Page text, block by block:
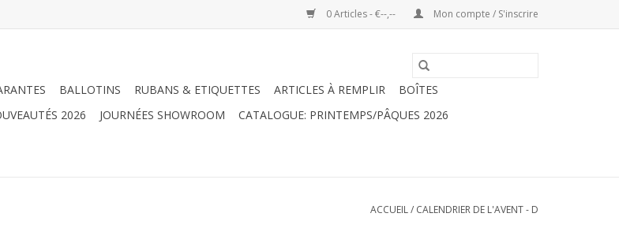
0 Articles - €--,-- Mon compte / S'inscrire
BALLOTINS RUBANS & ETIQUETTES ARTICLES À REMPLIR
BOÎTES
2026 JOURNÉES SHOWROOM
CATALOGUE: PRINTEMPS/PÂQUES 2026
ACCUEIL/ CALENDRIER DE L'AVENT - D